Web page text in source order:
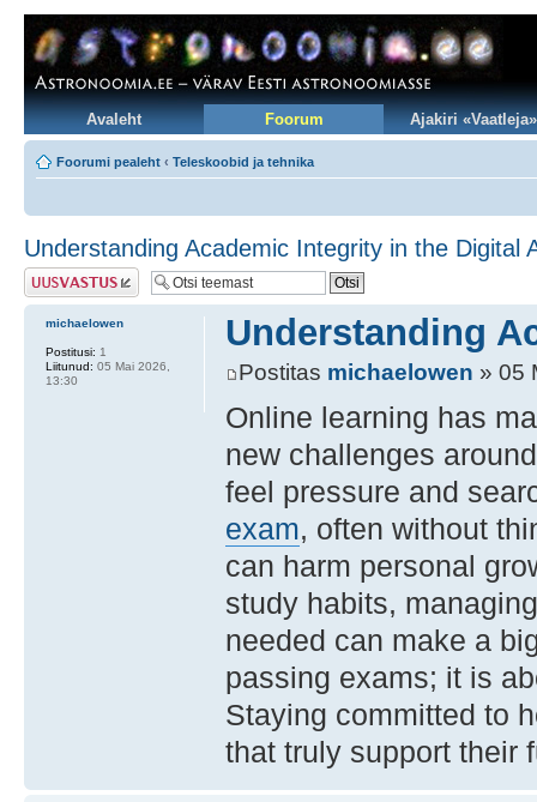
Avaleht Foorum Ajakiri «Vaatleja»
Foorumi pealeht ‹ Teleskoobid ja tehnika
Understanding Academic Integrity in the Digital
Postita vastus
Understanding
Postitas michaelowen » 05
Online learning has
new challenges
feel pressure and
exam, often without
can harm personal
study habits,
needed can make a
passing exams; it is
Staying committed to
that truly support their
michaelowen
Postitusi: 1
Liitunud: 05 Mai 2026,
13:30